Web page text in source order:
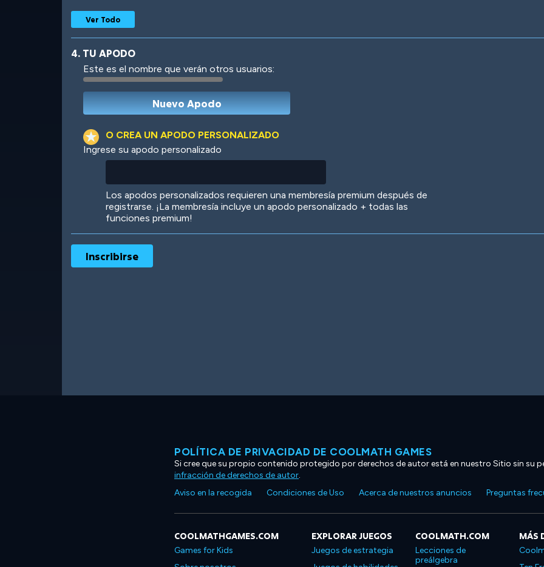
Robotic International
Ooh! Aah!
Ver Todo
4. TU APODO
Este es el nombre que verán otros usuarios:
O CREA UN APODO PERSONALIZADO
Ingrese su apodo personalizado
Los apodos personalizados requieren una membresía premium después de
registrarse. ¡La membresía incluye un apodo personalizado + todas las
funciones premium!
POLÍTICA DE PRIVACIDAD DE COOLMATH GAMES
Si cree que su propio contenido protegido por derechos de autor está en nuestro Sitio sin su
infracción de derechos de autor.
Aviso en la recogida
Condiciones de Uso Acerca de nuestros anuncios Preguntas
COOLMATHGAMES.COM
Games for Kids
EXPLORAR JUEGOS
Juegos de estrategia
COOLMATH.COM
Lecciones de
preálgebra
MÁS